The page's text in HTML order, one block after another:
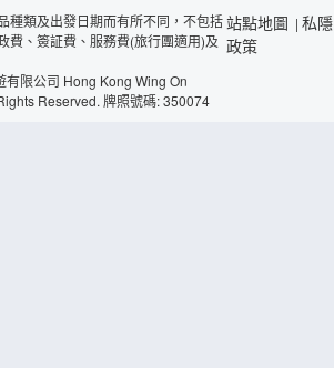
種類及出發日期而有所不同，不包括
費、簽証費、服務費(旅行團適用)及
限公司 Hong Kong Wing On
Reserved. 牌照號碼: 350074
站點地圖 | 私隱
政策